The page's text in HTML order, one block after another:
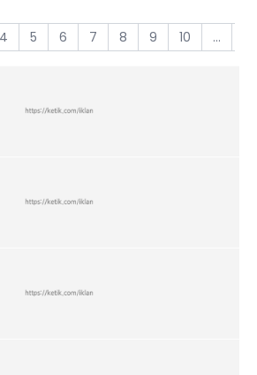
4 5 6 7 8 9 10 ...